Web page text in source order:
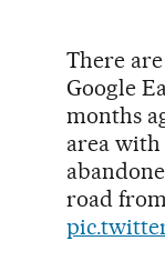
There
Google
months
area
road